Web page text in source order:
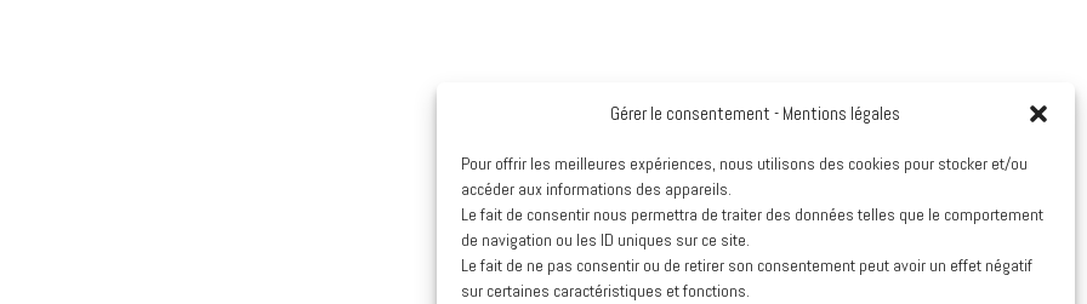
Gérer le consentement - Mentions légales
Pour offrir les meilleures expériences, nous utilisons des cookies pour stocker et/ou
accéder aux informations des appareils.
Le fait de consentir nous permettra de traiter des données telles que le comportement
de navigation ou les ID uniques sur ce site.
Le fait de ne pas consentir ou de retirer son consentement peut avoir un effet négatif
sur certaines caractéristiques et fonctions.